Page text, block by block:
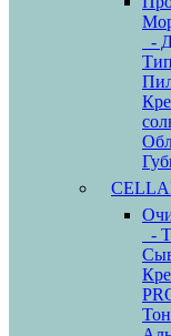
-
-